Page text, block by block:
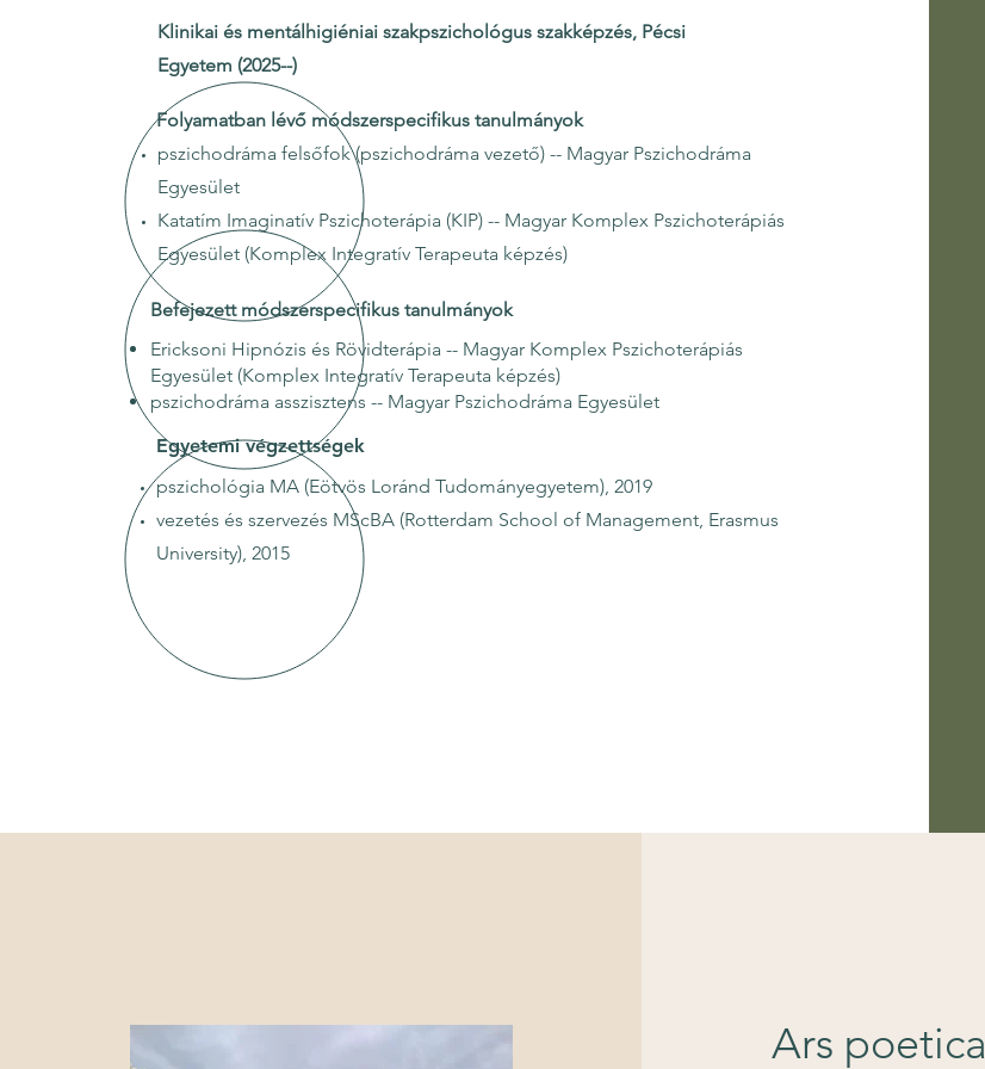
Klinikai és mentálhigiéniai szakpszichológus szakképzés, Pécsi
Egyetem (2025--)
Folyamatban lévő módszerspecifikus tanulmányok
pszichodráma felsőfok (pszichodráma vezető) -- Magyar Pszichodráma
Egyesület
Katatím Imaginatív Pszichoterápia (KIP) -- Magyar Komplex Pszichoterápiás
Egyesület (Komplex Integratív Terapeuta képzés)
Befejezett módszerspecifikus tanulmányok
Ericksoni Hipnózis és Rövidterápia -- Magyar Komplex Pszichoterápiás
Egyesület (Komplex Integratív Terapeuta képzés)
pszichodráma asszisztens -- Magyar Pszichodráma Egyesület
Egyetemi végzettségek
pszichológia MA (Eötvös Loránd Tudományegyetem), 2019
vezetés és szervezés MScBA (Rotterdam School of Management, Erasmus
University), 2015
Ars poetica